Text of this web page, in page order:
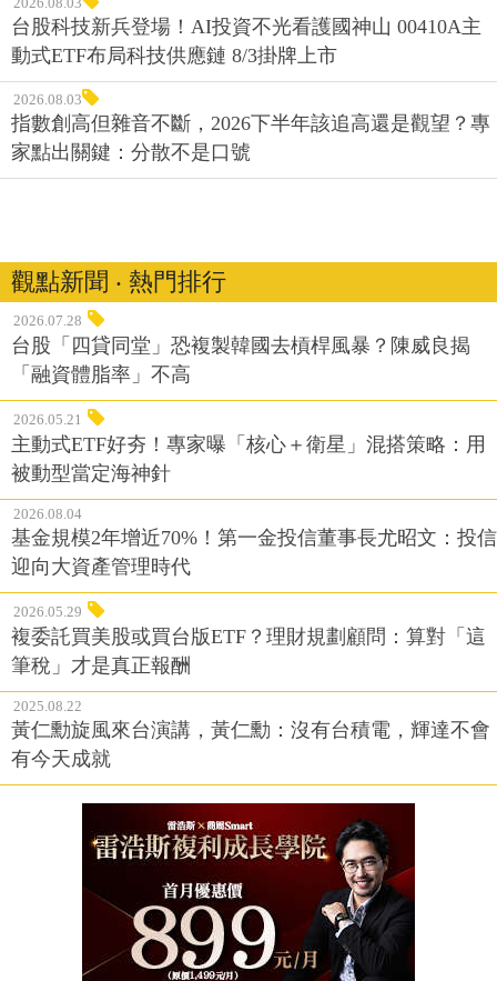
台股科技新兵登場！AI投資不光看護國神山 00410A主
動式ETF布局科技供應鏈 8/3掛牌上市
2026.08.03
指數創高但雜音不斷，2026下半年該追高還是觀望？專
家點出關鍵：分散不是口號
觀點新聞 ‧ 熱門排行
2026.07.28
台股「四貸同堂」恐複製韓國去槓桿風暴？陳威良揭
「融資體脂率」不高
2026.05.21
主動式ETF好夯！專家曝「核心＋衛星」混搭策略：用
被動型當定海神針
2026.08.04
基金規模2年增近70%！第一金投信董事長尤昭文：投信
迎向大資產管理時代
2026.05.29
複委託買美股或買台版ETF？理財規劃顧問：算對「這
筆稅」才是真正報酬
2025.08.22
黃仁勳旋風來台演講，黃仁勳：沒有台積電，輝達不會
有今天成就